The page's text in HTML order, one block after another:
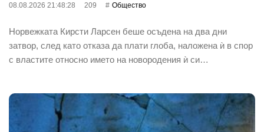
08.08.2026 21:48:28 209 Общество
Норвежката Кирсти Ларсен беше осъдена на два дни
затвор, след като отказа да плати глоба, наложена ѝ в спор
с властите относно името на новородения ѝ си…